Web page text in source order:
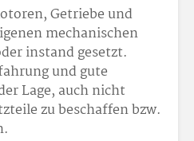
Getriebe und
mechanischen
instand gesetzt.
und gute
Lage, auch nicht
zu beschaffen bzw.